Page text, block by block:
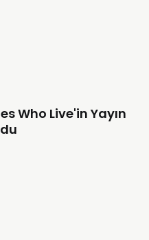
Who Live'in Yayın